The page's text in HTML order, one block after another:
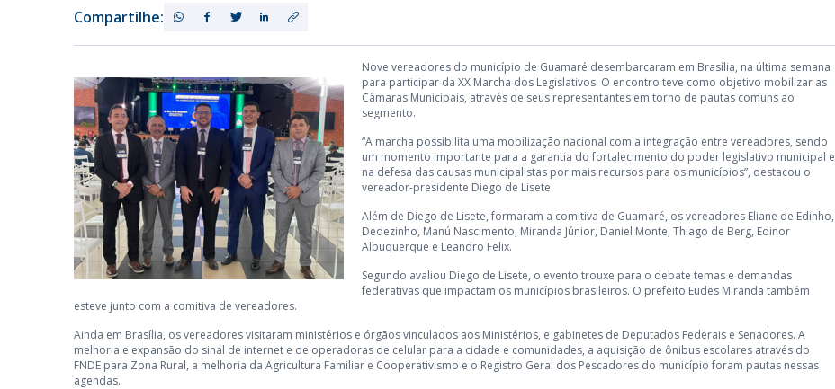
Compartilhe:
Nove vereadores do município de Guamaré desembarcaram em Brasília, na última semana
para participar da XX Marcha dos Legislativos. O encontro teve como objetivo mobilizar as
Câmaras Municipais, através de seus representantes em torno de pautas comuns ao
segmento.
“A marcha possibilita uma mobilização nacional com a integração entre vereadores, sendo
um momento importante para a garantia do fortalecimento do poder legislativo municipal e
na defesa das causas municipalistas por mais recursos para os municípios”, destacou o
vereador-presidente Diego de Lisete.
Além de Diego de Lisete, formaram a comitiva de Guamaré, os vereadores Eliane de Edinho,
Dedezinho, Manú Nascimento, Miranda Júnior, Daniel Monte, Thiago de Berg, Edinor
Albuquerque e Leandro Felix.
Segundo avaliou Diego de Lisete, o evento trouxe para o debate temas e demandas
federativas que impactam os municípios brasileiros. O prefeito Eudes Miranda também
esteve junto com a comitiva de vereadores.
Ainda em Brasília, os vereadores visitaram ministérios e órgãos vinculados aos Ministérios, e gabinetes de Deputados Federais e Senadores. A
melhoria e expansão do sinal de internet e de operadoras de celular para a cidade e comunidades, a aquisição de ônibus escolares através do
FNDE para Zona Rural, a melhoria da Agricultura Familiar e Cooperativismo e o Registro Geral dos Pescadores do município foram pautas nessas
agendas.